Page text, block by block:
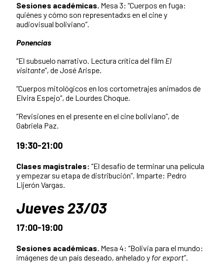
Sesiones académicas. Mesa 3: “Cuerpos en fuga:
quiénes y cómo son representadxs en el cine y
audiovisual boliviano”.
Ponencias
“El subsuelo narrativo. Lectura crítica del film El
visitante”, de José Arispe.
“Cuerpos mitológicos en los cortometrajes animados de
Elvira Espejo”, de Lourdes Choque.
“Revisiones en el presente en el cine boliviano”, de
Gabriela Paz.
19:30-21:00
Clases magistrales: “El desafío de terminar una película
y empezar su etapa de distribución”. Imparte: Pedro
Lijerón Vargas.
Jueves 23/03
17:00-19:00
Sesiones académicas. Mesa 4: “Bolivia para el mundo:
imágenes de un país deseado, anhelado y for export”.